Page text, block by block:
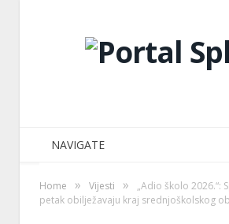
NAVIGATE
Home » Vijesti »
„Adio školo 2026.“:
petak obilježavaju kraj srednjoškolskog